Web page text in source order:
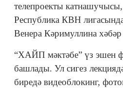
телепроекты
Республика КВН
Венера Кәримуллина хәбәр
“ХАЙП мәктәбе” үз эшен
башлады. Ул сигез
биредә видеоблокинг,